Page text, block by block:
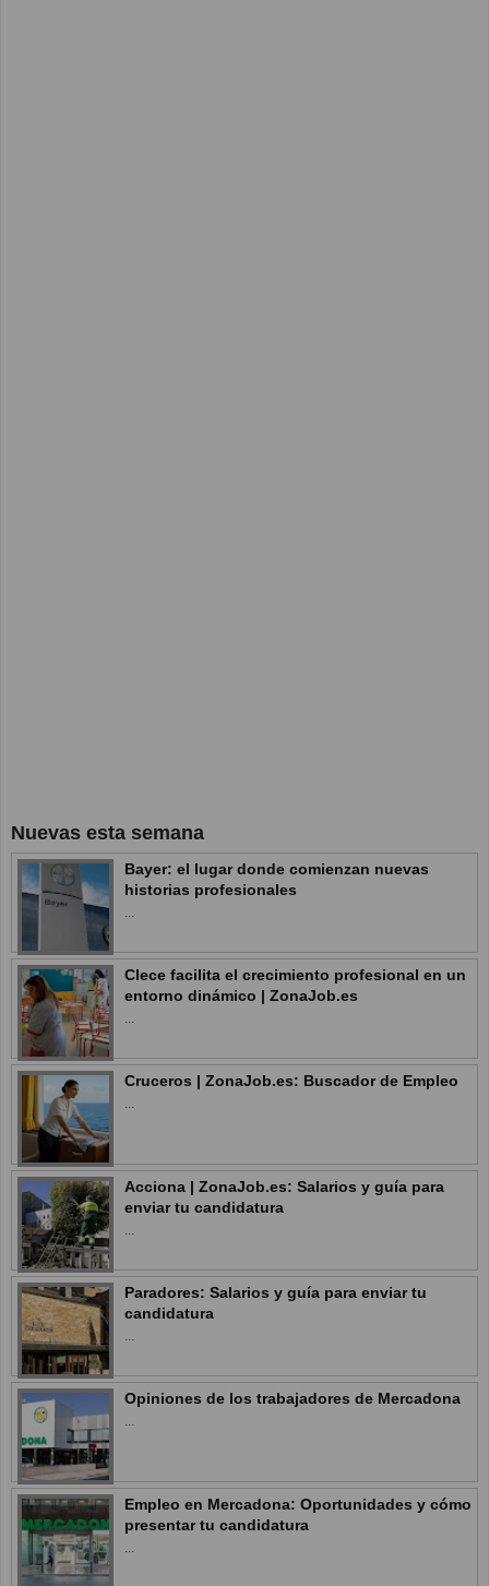
Nuevas esta semana
Bayer: el lugar donde comienzan nuevas
historias profesionales
Clece facilita el crecimiento profesional en un
entorno dinámico | ZonaJob.es
Cruceros | ZonaJob.es: Buscador de Empleo
Acciona | ZonaJob.es: Salarios y guía para
enviar tu candidatura
Paradores: Salarios y guía para enviar tu
candidatura
Opiniones de los trabajadores de Mercadona
Empleo en Mercadona: Oportunidades y cómo
presentar tu candidatura